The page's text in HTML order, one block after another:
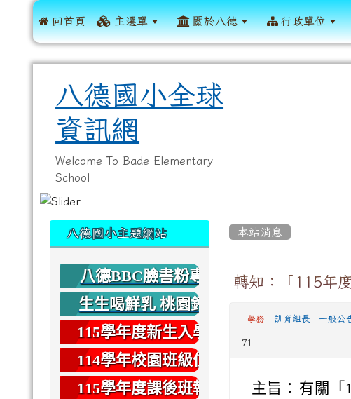
 回首頁 主選單 關於八德 行政單位
八德國小全球
資訊網
Welcome To Bade Elementary
School
本站消息
轉知：「115年
學務 訓育組長 - 一般公
71
主旨： 有關「
八德國小主題網站
八德BBC臉書粉專
生生喝鮮乳 桃園鈣
健康
115學年度新生入學
專區
114學年校園班級位
置圖
115學年度課後班報